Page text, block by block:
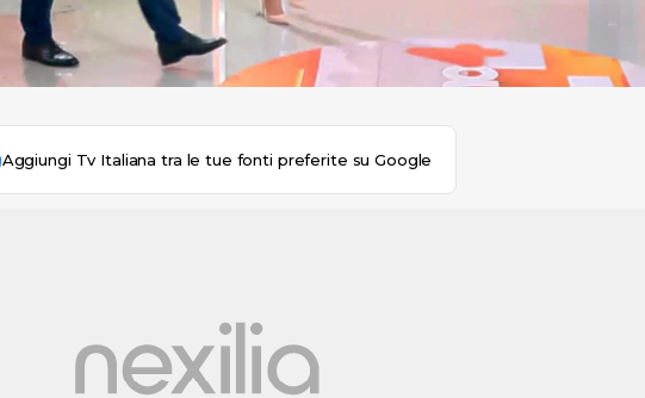
Aggiungi Tv Italiana tra le tue fonti preferite su Google